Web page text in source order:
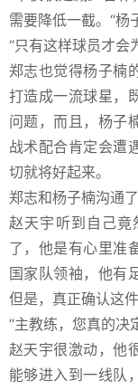
需要降低一截。“杨
“只有这样球员才会
郑志也觉得杨子楠
打造成一流球星，
问题，而且，杨子
战术配合肯定会遭
切就将好起来。
郑志和杨子楠沟通
赵天宇听到自己
了，他是有心里准
国家队领袖，他有
但是，真正确认这
“主教练，您真的决
赵天宇很激动，他
能够进入到一线队